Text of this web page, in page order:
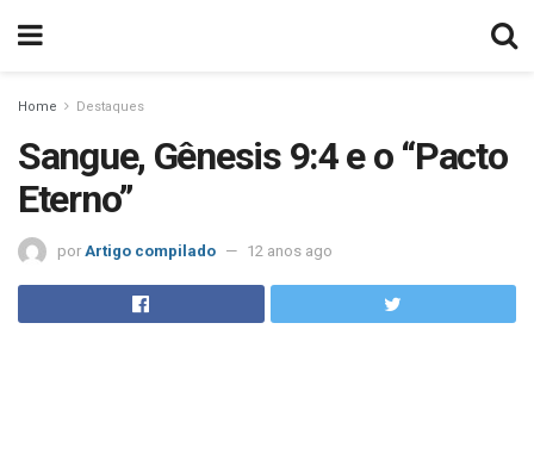
Home Destaques
Sangue, Gênesis 9:4 e o “Pacto
Eterno”
por Artigo compilado 12 anos ago